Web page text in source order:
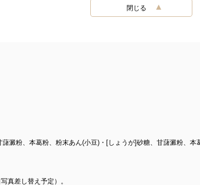
閉じる
澱粉、本葛粉、粉末あん(小豆)・[しょうが]砂糖、甘藷澱粉、
真差し替え予定）。